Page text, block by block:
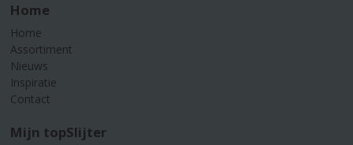
Home
Home
Assortiment
Nieuws
Inspiratie
Contact
Mijn topSlijter